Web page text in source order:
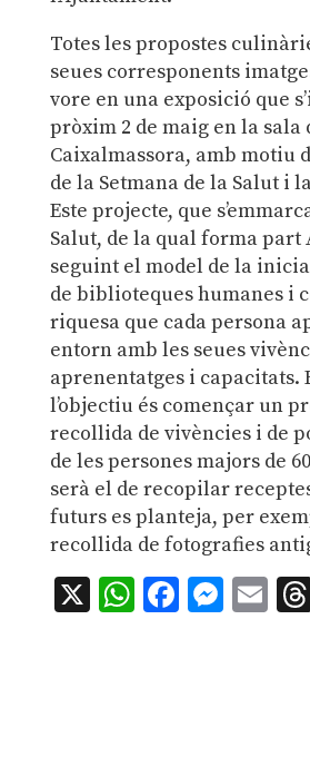
Totes les propostes
seues corresponents
vore en una exposició que
pròxim 2 de maig en la sala
Caixalmassora, amb motiu
de la Setmana de la Salut i
Este projecte, que
Salut, de la qual forma part
seguint el model de la
de biblioteques humanes i
riquesa que cada persona
entorn amb les seues
aprenentatges i capacitats.
l’objectiu és començar un
recollida de vivències i de
de les persones majors de
serà el de recopilar
futurs es planteja, per
recollida de fotografies
X WhatsApp